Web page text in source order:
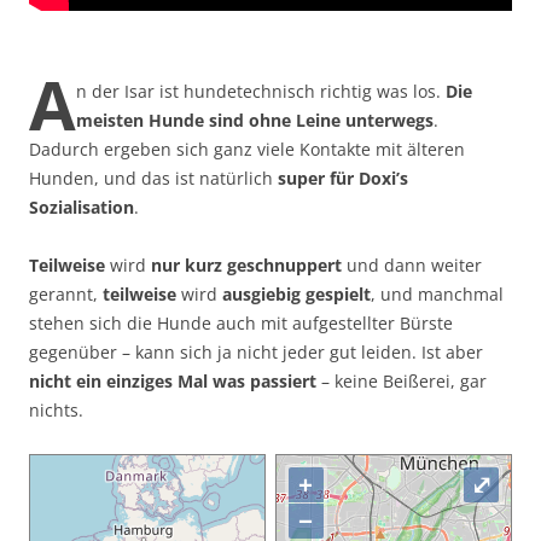
An der Isar ist hundetechnisch richtig was los. Die
meisten Hunde sind ohne Leine unterwegs.
Dadurch ergeben sich ganz viele Kontakte mit älteren
Hunden, und das ist natürlich super für Doxi’s
Sozialisation.
Teilweise wird nur kurz geschnuppert und dann weiter
gerannt, teilweise wird ausgiebig gespielt, und manchmal
stehen sich die Hunde auch mit aufgestellter Bürste
gegenüber – kann sich ja nicht jeder gut leiden. Ist aber
nicht ein einziges Mal was passiert – keine Beißerei, gar
nichts.
+
−
⤢